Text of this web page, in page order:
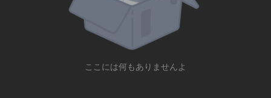
ここには何もありませんよ